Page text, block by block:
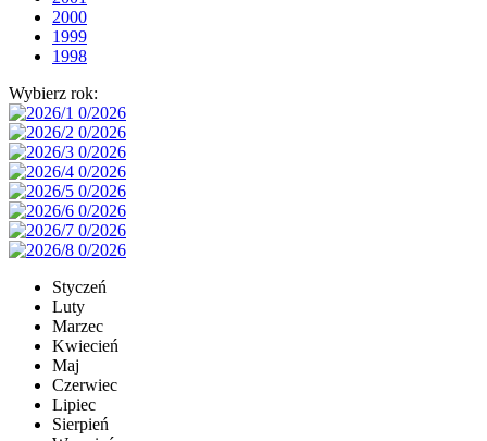
2000
1999
1998
Wybierz rok:
Styczeń
Luty
Marzec
Kwiecień
Maj
Czerwiec
Lipiec
Sierpień